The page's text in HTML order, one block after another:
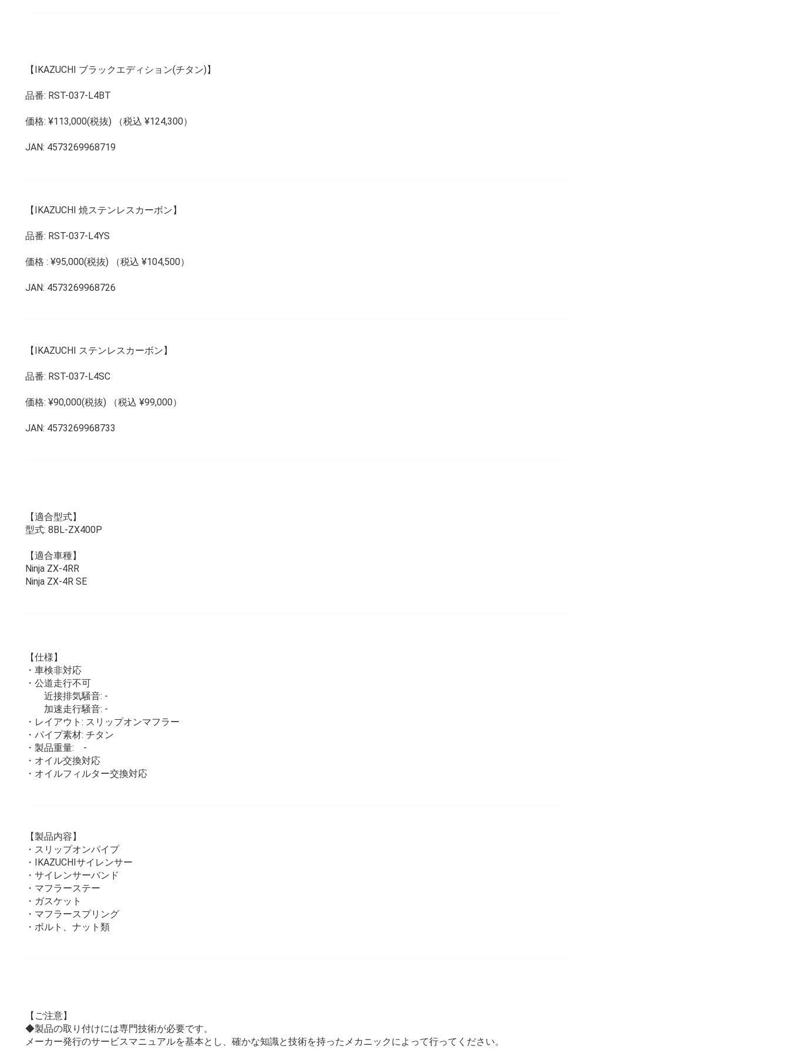
【IKAZUCHI ブラックエディション(チタン)】
品番: RST-037-L4BT
価格: ¥113,000(税抜) （税込 ¥124,300）
JAN: 4573269968719
【IKAZUCHI 焼ステンレスカーボン】
品番: RST-037-L4YS
価格 : ¥95,000(税抜) （税込 ¥104,500）
JAN: 4573269968726
【IKAZUCHI ステンレスカーボン】
品番: RST-037-L4SC
価格: ¥90,000(税抜) （税込 ¥99,000）
JAN: 4573269968733
【適合型式】
型式: 8BL-ZX400P
【適合車種】
Ninja ZX-4RR
Ninja ZX-4R SE
【仕様】
・車検非対応
・公道走行不可
近接排気騒音: -
加速走行騒音: -
・レイアウト: スリップオンマフラー
・パイプ素材: チタン
・製品重量: -
・オイル交換対応
・オイルフィルター交換対応
【製品内容】
・スリップオンパイプ
・IKAZUCHIサイレンサー
・サイレンサーバンド
・マフラーステー
・ガスケット
・マフラースプリング
・ボルト、ナット類
【ご注意】
◆製品の取り付けには専門技術が必要です。
メーカー発行のサービスマニュアルを基本とし、確かな知識と技術を持ったメカニックによって行ってください。